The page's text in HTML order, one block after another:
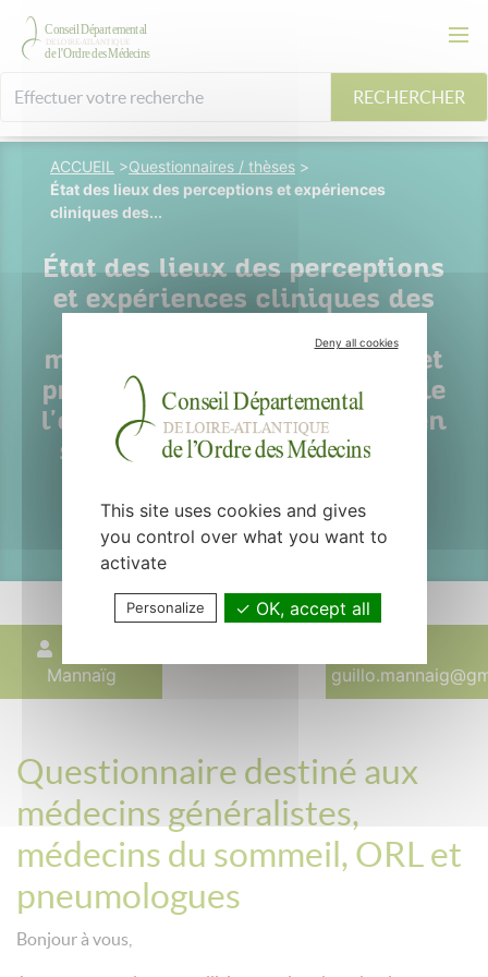
RECHERCHER
ACCUEIL >Questionnaires / thèses >
État des lieux des perceptions et expériences
cliniques des...
État des lieux des perceptions
et expériences cliniques des
médecins du sommeil, ORL et
pneumologues sur la place de
l'orthophonie dans la prise en
soin du syndrome d'apnées
(SAOS)
Mannaïg
Questionnaire destiné aux
médecins généralistes,
médecins du sommeil, ORL et
pneumologues
Bonjour à vous,
Deny all cookies
This site uses cookies and gives
you control over what you want to
activate
Personalize OK, accept all